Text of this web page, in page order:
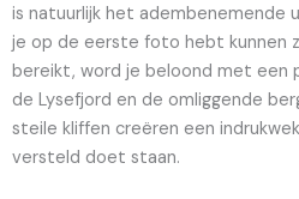
is natuurlijk het adembenemende
je op de eerste foto hebt kunnen
bereikt, word je beloond met een
de Lysefjord en de omliggende
steile kliffen creëren een
versteld doet staan.